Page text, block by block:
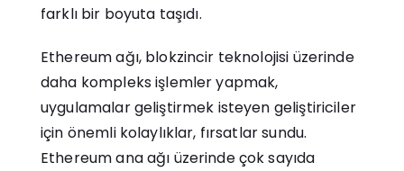
farklı bir boyuta taşıdı.
Ethereum ağı, blokzincir teknolojisi üzerinde
daha kompleks işlemler yapmak,
uygulamalar geliştirmek isteyen geliştiriciler
için önemli kolaylıklar, fırsatlar sundu.
Ethereum ana ağı üzerinde çok sayıda